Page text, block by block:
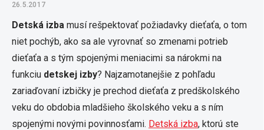
26.5.2017
Detská izba musí rešpektovať požiadavky dieťaťa, o tom
niet pochýb, ako sa ale vyrovnať so zmenami potrieb
dieťaťa a s tým spojenými meniacimi sa nárokmi na
funkciu detskej izby? Najzamotanejšie z pohľadu
zariaďovaní izbičky je prechod dieťaťa z predškolského
veku do obdobia mladšieho školského veku a s ním
spojenými novými povinnosťami. Detská izba, ktorú ste